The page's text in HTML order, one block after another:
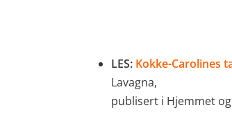
LES: Kokke-Carolines
Lavagna,
publisert i Hjemmet